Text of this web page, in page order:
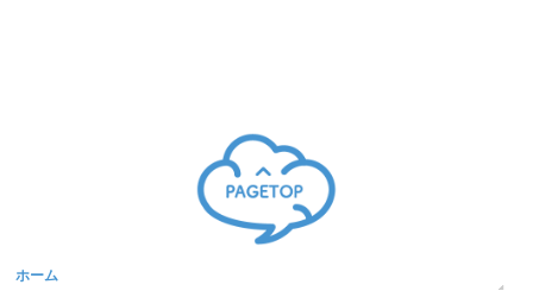
ホーム